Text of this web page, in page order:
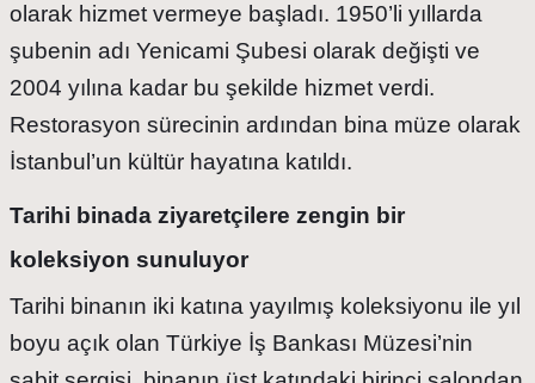
olarak hizmet vermeye başladı. 1950’li yıllarda
şubenin adı Yenicami Şubesi olarak değişti ve
2004 yılına kadar bu şekilde hizmet verdi.
Restorasyon sürecinin ardından bina müze olarak
İstanbul’un kültür hayatına katıldı.
Tarihi binada ziyaretçilere zengin bir
koleksiyon sunuluyor
Tarihi binanın iki katına yayılmış koleksiyonu ile yıl
boyu açık olan Türkiye İş Bankası Müzesi’nin